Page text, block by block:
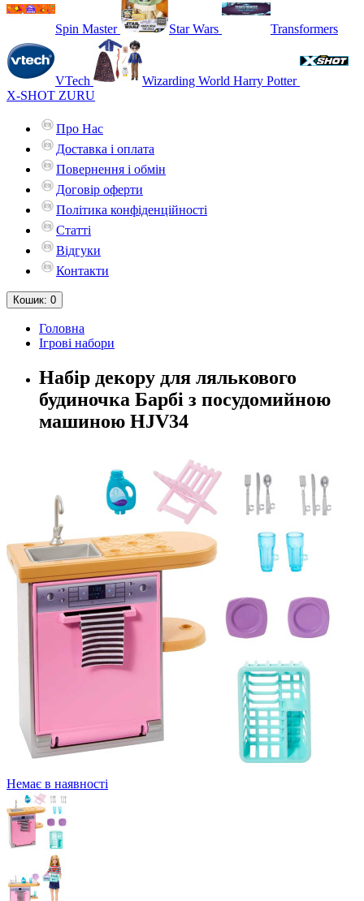
Spin Master Star Wars Transformers
VTech
Wizarding World Harry Potter
X-SHOT ZURU
Про Нас
Доставка і оплата
Повернення і обмін
Договір оферти
Політика конфіденційності
Статті
Відгуки
Контакти
Кошик: 0
Головна
Ігрові набори
Набір декору для лялькового
будиночка Барбі з посудомийною
машиною HJV34
Немає в наявності